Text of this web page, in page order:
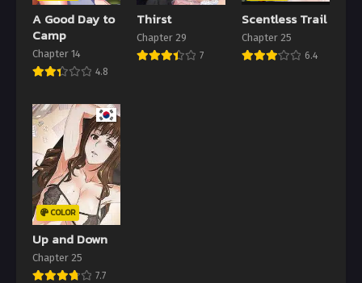
A Good Day to
Camp
Chapter 14
4.8
Thirst
Chapter 29
7
Scentless Trail
Chapter 25
6.4
COLOR
Up and Down
Chapter 25
7.7